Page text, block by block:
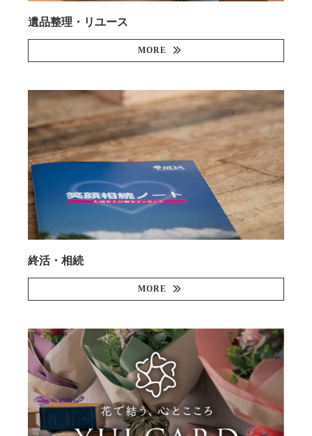
遺品整理・リユース
MORE
終活・相続
MORE